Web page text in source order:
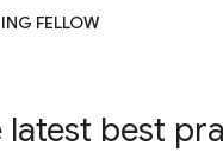
FELLOW
latest best